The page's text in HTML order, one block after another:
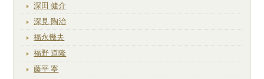
深田 健介
深見 陶治
福永幾夫
福野 道隆
藤平 寧